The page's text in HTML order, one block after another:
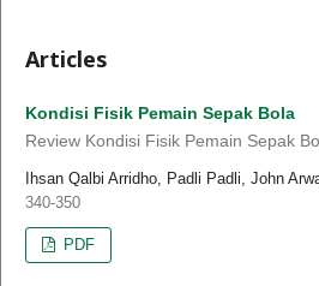
Articles
Kondisi Fisik Pemain Sepak Bola
Review Kondisi Fisik Pemain Sepak
Ihsan Qalbi Arridho, Padli Padli, John
340-350
PDF